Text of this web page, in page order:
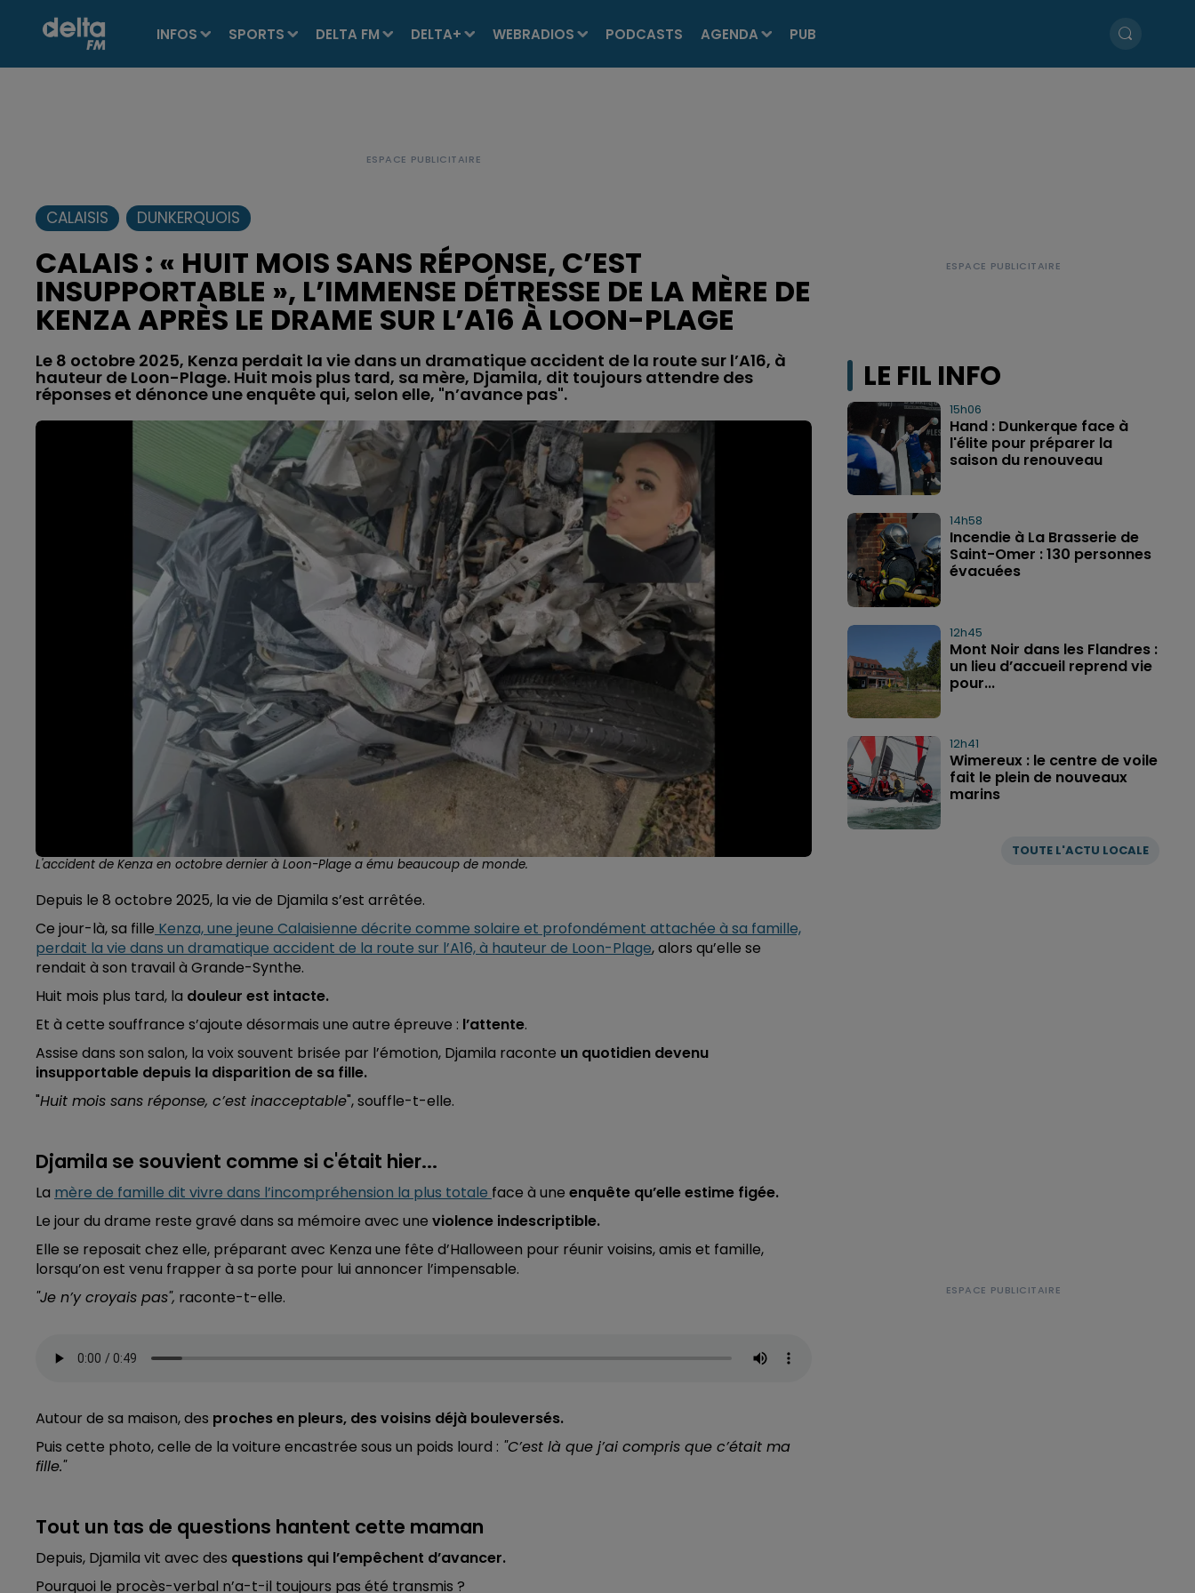
INFOS SPORTS DELTA FM DELTA+ WEBRADIOS PODCASTS AGENDA PUB
CALAISIS DUNKERQUOIS
CALAIS : « HUIT MOIS SANS RÉPONSE, C’EST
INSUPPORTABLE », L’IMMENSE DÉTRESSE DE LA MÈRE DE
KENZA APRÈS LE DRAME SUR L’A16 À LOON-PLAGE
Le 8 octobre 2025, Kenza perdait la vie dans un dramatique accident de la route sur l’A16, à
hauteur de Loon-Plage. Huit mois plus tard, sa mère, Djamila, dit toujours attendre des
réponses et dénonce une enquête qui, selon elle, "n’avance pas".
L'accident de Kenza en octobre dernier à Loon-Plage a ému beaucoup de monde.
Depuis le 8 octobre 2025, la vie de Djamila s’est arrêtée.
Ce jour-là, sa fille Kenza, une jeune Calaisienne décrite comme solaire et profondément attachée à sa famille,
perdait la vie dans un dramatique accident de la route sur l’A16, à hauteur de Loon-Plage, alors qu’elle se
rendait à son travail à Grande-Synthe.
Huit mois plus tard, la douleur est intacte.
Et à cette souffrance s’ajoute désormais une autre épreuve : l’attente.
Assise dans son salon, la voix souvent brisée par l’émotion, Djamila raconte un quotidien devenu
insupportable depuis la disparition de sa fille.
"Huit mois sans réponse, c’est inacceptable", souffle-t-elle.
Djamila se souvient comme si c'était hier...
La mère de famille dit vivre dans l’incompréhension la plus totale face à une enquête qu’elle estime figée.
Le jour du drame reste gravé dans sa mémoire avec une violence indescriptible.
Elle se reposait chez elle, préparant avec Kenza une fête d’Halloween pour réunir voisins, amis et famille,
lorsqu’on est venu frapper à sa porte pour lui annoncer l’impensable.
"Je n’y croyais pas", raconte-t-elle.
Autour de sa maison, des proches en pleurs, des voisins déjà bouleversés.
Puis cette photo, celle de la voiture encastrée sous un poids lourd : "C’est là que j’ai compris que c’était ma
fille."
Tout un tas de questions hantent cette maman
Depuis, Djamila vit avec des questions qui l’empêchent d’avancer.
Pourquoi le procès-verbal n’a-t-il toujours pas été transmis ?
LE FIL INFO
TOUTE L'ACTU LOCALE
15h06
Hand : Dunkerque face à
l'élite pour préparer la
saison du renouveau
14h58
Incendie à La Brasserie de
Saint-Omer : 130 personnes
évacuées
12h45
Mont Noir dans les Flandres :
un lieu d’accueil reprend vie
pour...
12h41
Wimereux : le centre de voile
fait le plein de nouveaux
marins